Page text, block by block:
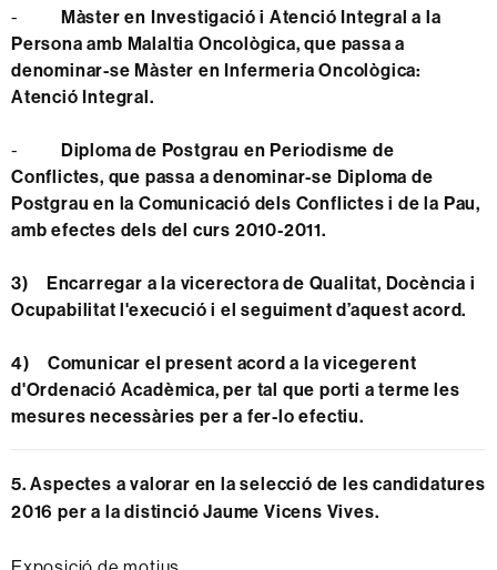
- Màster en Investigació i Atenció Integral a la
Persona amb Malaltia Oncològica, que passa a
denominar-se Màster en Infermeria Oncològica:
Atenció Integral.
- Diploma de Postgrau en Periodisme de
Conflictes, que passa a denominar-se Diploma de
Postgrau en la Comunicació dels Conflictes i de la Pau,
amb efectes dels del curs 2010-2011.
3) Encarregar a la vicerectora de Qualitat, Docència i
Ocupabilitat l'execució i el seguiment d’aquest acord.
4) Comunicar el present acord a la vicegerent
d'Ordenació Acadèmica, per tal que porti a terme les
mesures necessàries per a fer-lo efectiu.
5. Aspectes a valorar en la selecció de les candidatures
2016 per a la distinció Jaume Vicens Vives.